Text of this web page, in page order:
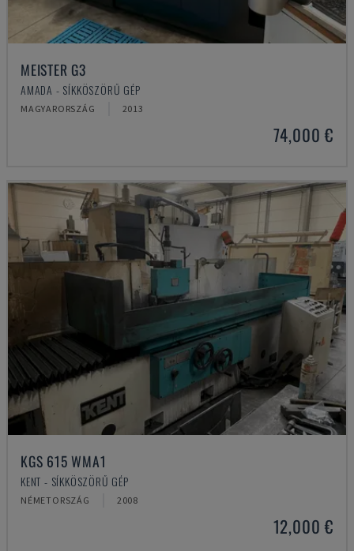
MEISTER G3
AMADA - SÍKKÖSZÖRŰ GÉP
MAGYARORSZÁG 2013
74,000 €
KGS 615 WMA1
KENT - SÍKKÖSZÖRŰ GÉP
NÉMETORSZÁG 2008
12,000 €